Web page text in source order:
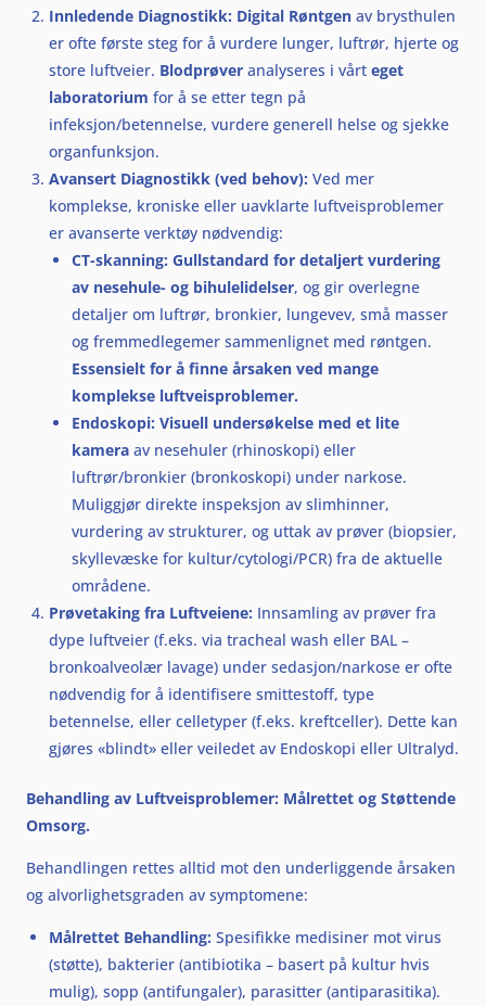
Innledende Diagnostikk: Digital Røntgen av brysthulen
er ofte første steg for å vurdere lunger, luftrør, hjerte og
store luftveier. Blodprøver analyseres i vårt eget
laboratorium for å se etter tegn på
infeksjon/betennelse, vurdere generell helse og sjekke
organfunksjon.
Avansert Diagnostikk (ved behov): Ved mer
komplekse, kroniske eller uavklarte luftveisproblemer
er avanserte verktøy nødvendig:
CT-skanning: Gullstandard for detaljert vurdering
av nesehule- og bihulelidelser, og gir overlegne
detaljer om luftrør, bronkier, lungevev, små masser
og fremmedlegemer sammenlignet med røntgen.
Essensielt for å finne årsaken ved mange
komplekse luftveisproblemer.
Endoskopi: Visuell undersøkelse med et lite
kamera av nesehuler (rhinoskopi) eller
luftrør/bronkier (bronkoskopi) under narkose.
Muliggjør direkte inspeksjon av slimhinner,
vurdering av strukturer, og uttak av prøver (biopsier,
skyllevæske for kultur/cytologi/PCR) fra de aktuelle
områdene.
Prøvetaking fra Luftveiene: Innsamling av prøver fra
dype luftveier (f.eks. via tracheal wash eller BAL –
bronkoalveolær lavage) under sedasjon/narkose er ofte
nødvendig for å identifisere smittestoff, type
betennelse, eller celletyper (f.eks. kreftceller). Dette kan
gjøres «blindt» eller veiledet av Endoskopi eller Ultralyd.
Behandling av Luftveisproblemer: Målrettet og Støttende
Omsorg.
Behandlingen rettes alltid mot den underliggende årsaken
og alvorlighetsgraden av symptomene:
Målrettet Behandling: Spesifikke medisiner mot virus
(støtte), bakterier (antibiotika – basert på kultur hvis
mulig), sopp (antifungaler), parasitter (antiparasitika).